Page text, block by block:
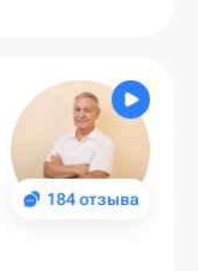
184 отзыва